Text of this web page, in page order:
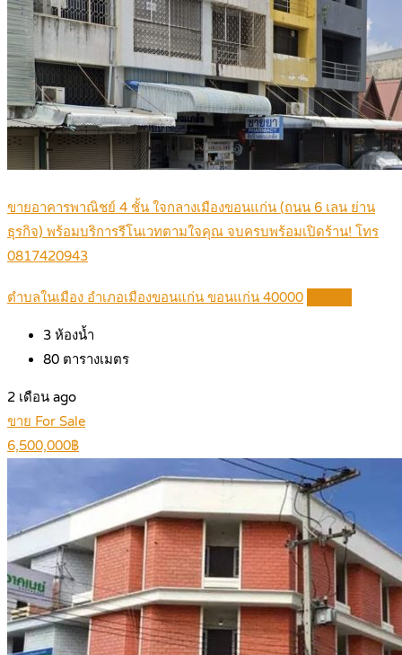
ขายอาคารพาณิชย์ 4 ชั้น ใจกลางเมืองขอนแก่น (ถนน 6 เลน ย่าน
ธุรกิจ) พร้อมบริการรีโนเวทตามใจคุณ จบครบพร้อมเปิดร้าน! โทร
0817420943
ตำบลในเมือง อำเภอเมืองขอนแก่น ขอนแก่น 40000
3 ห้องน้ำ
80 ตารางเมตร
2 เดือน ago
ขาย For Sale
6,500,000฿